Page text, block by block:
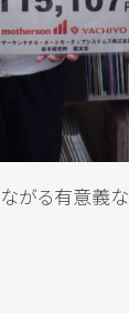
がる有意義